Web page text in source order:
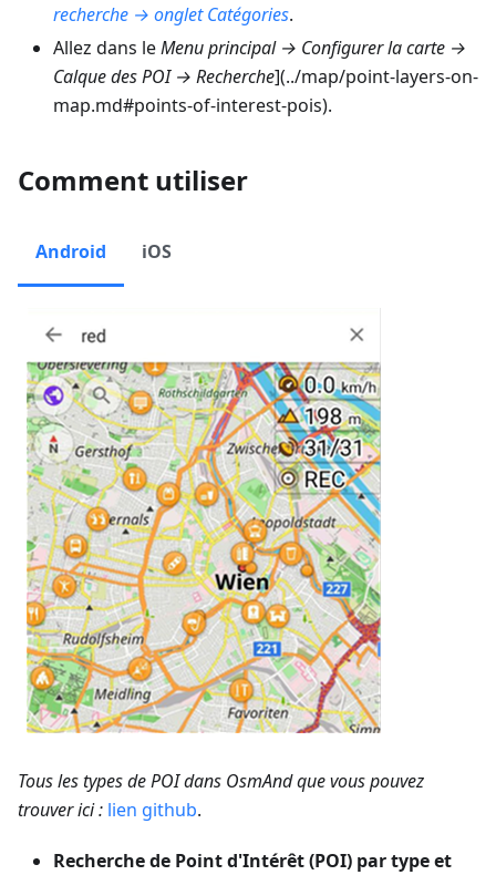
recherche → onglet Catégories.
Allez dans leMenu principal → Configurer la carte →
Calque des POI → Recherche](../map/point-layers-on-
map.md#points-of-interest-pois).
Comment utiliser
Android iOS
Tous les types de POI dans OsmAnd que vous pouvez
trouver ici : lien github.
Recherche de Point d'Intérêt (POI) par type et